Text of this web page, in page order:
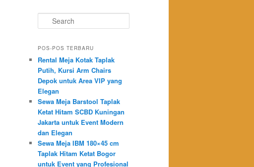
Search
POS-POS TERBARU
Rental Meja Kotak Taplak
Putih, Kursi Arm Chairs
Depok untuk Area VIP yang
Elegan
Sewa Meja Barstool Taplak
Ketat Hitam SCBD Kuningan
Jakarta untuk Event Modern
dan Elegan
Sewa Meja IBM 180×45 cm
Taplak Hitam Ketat Bogor
untuk Event yang Profesional